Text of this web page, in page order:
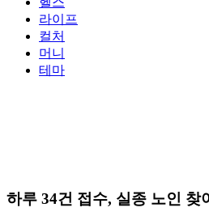
라이프
컬처
머니
테마
하루 34건 접수, 실종 노인 찾